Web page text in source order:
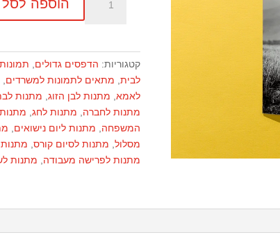
הוספה לסל
קטגוריות: הדפסים גדולים
לבית, מתאים לתמונות למשרדים
לאמא, מתנות לבן הזוג, מתנות
מתנות לחברה
מתנות לחג,
המשפחה
מתנות ליום נישואים
מסלול, מתנות לסיום קורס,
מתנות לפרישה מעבודה
מתנות